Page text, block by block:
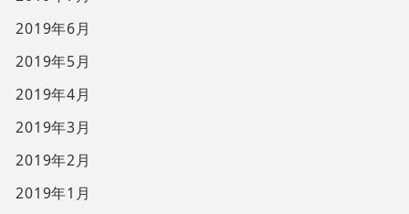
2019年6月
2019年5月
2019年4月
2019年3月
2019年2月
2019年1月